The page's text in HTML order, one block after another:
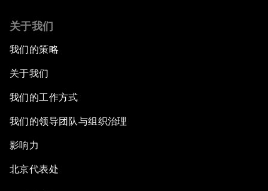
关于我们
我们的策略
关于我们
我们的工作方式
我们的领导团队与组织治理
影响力
北京代表处